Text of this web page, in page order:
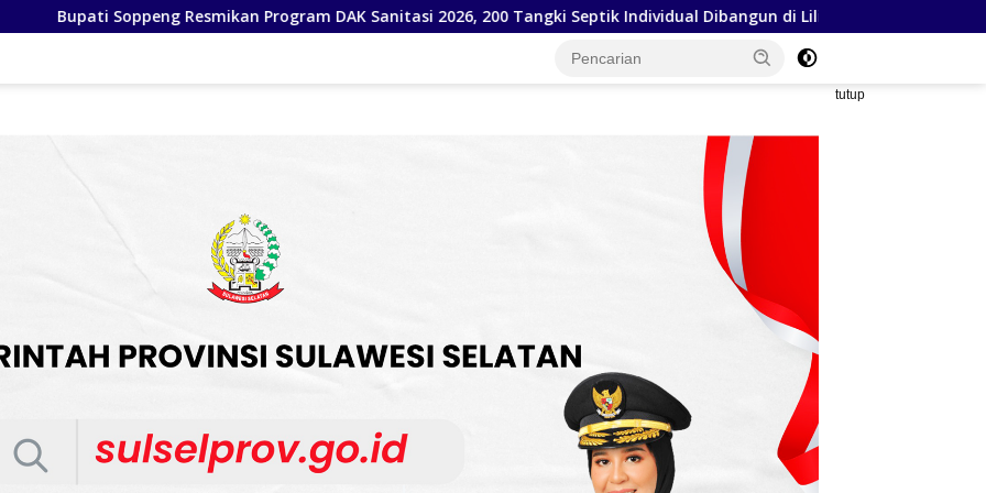
DAK Sanitasi 2026, 200 Tangki Septik Individual Dibangun di Lilirilau Loyalitas Tanpa Batas! RMS Community
tutup